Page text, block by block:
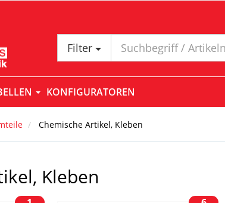
Filter
KONFIGURATOREN
Chemische Artikel, Kleben
Kleben